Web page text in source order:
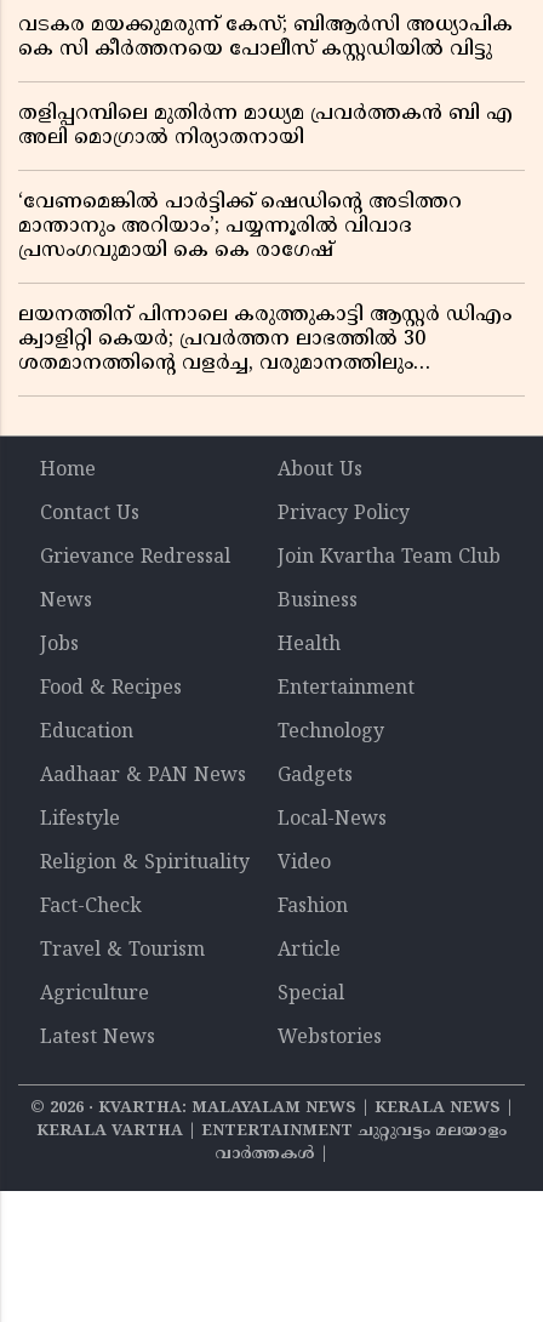
വടകര മയക്കുമരുന്ന് കേസ്; ബിആർസി അധ്യാപിക
കെ സി കീർത്തനയെ പോലീസ് കസ്റ്റഡിയിൽ വിട്ടു
തളിപ്പറമ്പിലെ മുതിർന്ന മാധ്യമ പ്രവർത്തകൻ ബി എ
അലി മൊഗ്രാൽ നിര്യാതനായി
‘വേണമെങ്കിൽ പാർട്ടിക്ക് ഷെഡിൻ്റെ അടിത്തറ
മാന്താനും അറിയാം’; പയ്യന്നൂരിൽ വിവാദ
പ്രസംഗവുമായി കെ കെ രാഗേഷ്
ലയനത്തിന് പിന്നാലെ കരുത്തുകാട്ടി ആസ്റ്റർ ഡിഎം
ക്വാളിറ്റി കെയർ; പ്രവർത്തന ലാഭത്തിൽ 30
ശതമാനത്തിൻ്റെ വളർച്ച, വരുമാനത്തിലും
Home
About Us
Contact Us
Privacy Policy
Grievance Redressal
Join Kvartha Team Club
News
Business
Jobs
Health
Food & Recipes
Entertainment
Education
Technology
Aadhaar & PAN News
Gadgets
Lifestyle
Local-News
Religion & Spirituality
Video
Fact-Check
Fashion
Travel & Tourism
Article
Agriculture
Special
Latest News
Webstories
© 2026‧ KVARTHA: MALAYALAM NEWS | KERALA NEWS |
KERALA VARTHA | ENTERTAINMENT ചുറ്റുവട്ടം മലയാളം
വാര്‍ത്തകൾ |